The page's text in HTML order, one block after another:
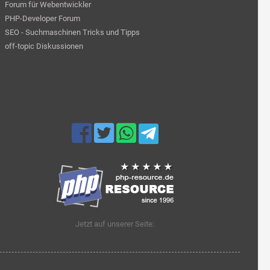
Forum für Webentwickler
PHP-Developer Forum
SEO - Suchmaschinen Tricks und Tipps
off-topic Diskussionen
Jetzt auf unserer Seite: